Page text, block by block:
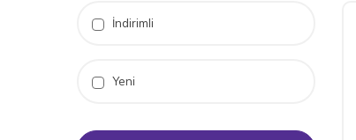
İndirimli
Yeni